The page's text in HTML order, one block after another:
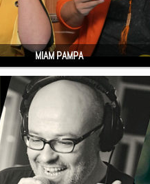
MIAM PAMPA